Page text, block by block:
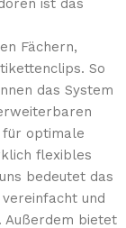
ist das
Fächern,
So
das System
für optimale
flexibles
bedeutet das
und
Außerdem bietet